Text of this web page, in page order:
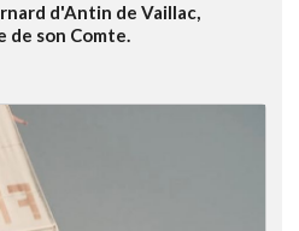
d'Antin de Vaillac,
de son Comte.